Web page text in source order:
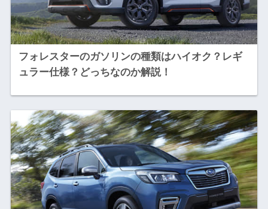
フォレスターのガソリンの種類はハイオク？レギ
ュラー仕様？どっちなのか解説！